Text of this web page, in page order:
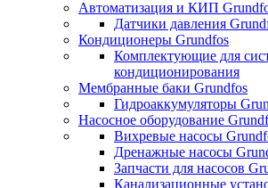
Автоматизация и КИП
Датчики давления
Кондиционеры Grundfos
Комплектующие для
кондиционирования
Мембранные баки Grundfos
Гидроаккумуляторы
Насосное оборудование
Вихревые насосы
Дренажные насосы
Запчасти для насосов
Канализационные